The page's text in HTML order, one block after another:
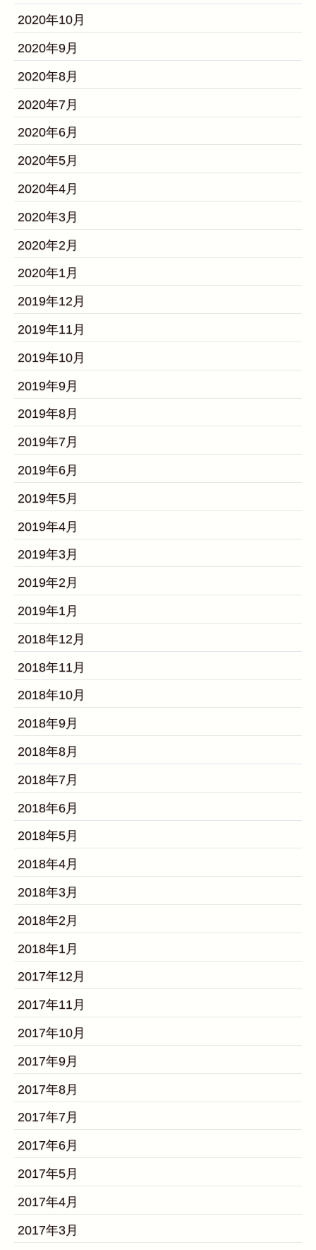
2020年10月
2020年9月
2020年8月
2020年7月
2020年6月
2020年5月
2020年4月
2020年3月
2020年2月
2020年1月
2019年12月
2019年11月
2019年10月
2019年9月
2019年8月
2019年7月
2019年6月
2019年5月
2019年4月
2019年3月
2019年2月
2019年1月
2018年12月
2018年11月
2018年10月
2018年9月
2018年8月
2018年7月
2018年6月
2018年5月
2018年4月
2018年3月
2018年2月
2018年1月
2017年12月
2017年11月
2017年10月
2017年9月
2017年8月
2017年7月
2017年6月
2017年5月
2017年4月
2017年3月